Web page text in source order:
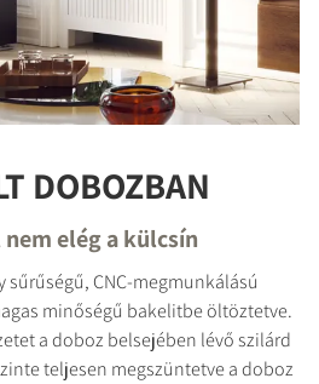
DOBOZBAN
elég a külcsín
sűrűségű, CNC-megmunkálású
minőségű bakelitbe öltöztetve.
a doboz belsejében lévő szilárd
teljesen megszüntetve a doboz